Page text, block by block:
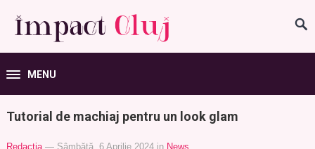
MENU
Tutorial de machiaj pentru un look glam
Redacția — Sâmbătă, 6 Aprilie 2024 in News